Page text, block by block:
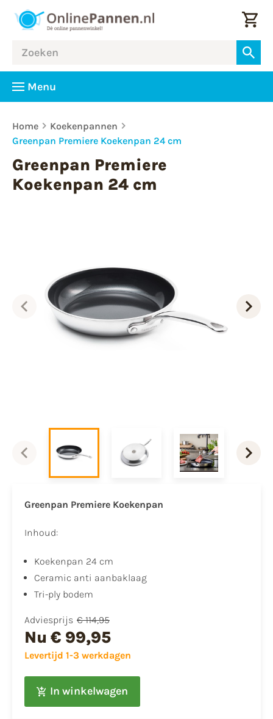
Menu
Home
Koekenpannen
Greenpan Premiere Koekenpan 24 cm
Greenpan Premiere
Koekenpan 24 cm
Greenpan Premiere Koekenpan
Inhoud:
Koekenpan 24 cm
Ceramic anti aanbaklaag
Tri-ply bodem
Adviesprijs € 114,95
Nu € 99,95
Levertijd 1-3 werkdagen
In winkelwagen